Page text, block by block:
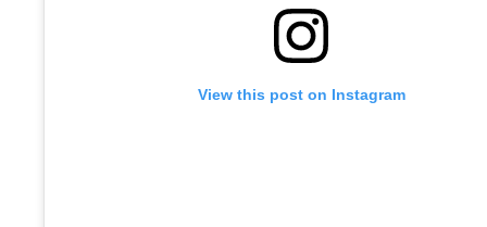
View this post on Instagram